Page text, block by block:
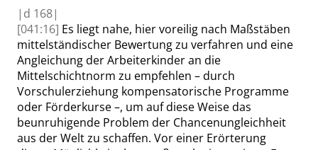
| d 168|
[041:16] Es liegt nahe, hier voreilig nach Maßstäben
mittelständischer Bewertung zu verfahren und eine
Angleichung der Arbeiterkinderan die
Mittelschichtnorm zu empfehlen – durch
Vorschulerziehung kompensatorische Programme
oder Förderkurse –, um auf diese Weise das
beunruhigende Problem der Chancenungleichheit
aus der Welt zu schaffen. Vor einer Erörterung